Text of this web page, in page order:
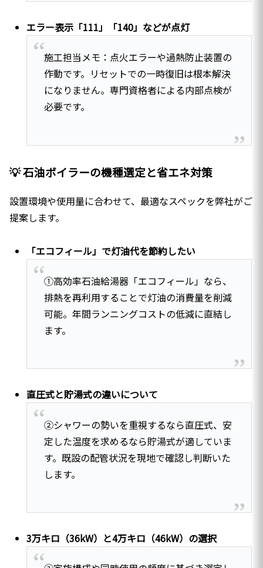
エラー表示「111」「140」などが点灯
施工担当メモ：点火エラーや過熱防止装置の
作動です。リセットでの一時復旧は根本解決
になりません。専門資格者による内部点検が
必要です。
💡 石油ボイラーの機種選定と省エネ対策
設置環境や使用量に合わせて、最適なスペックを弊社がご
提案します。
「エコフィール」で灯油代を節約したい
①高効率石油給湯器「エコフィール」なら、
排熱を再利用することで灯油の消費量を削減
可能。年間ランニングコストの低減に直結し
ます。
直圧式と貯湯式の違いについて
②シャワーの勢いを重視するなら直圧式、安
定した温度を求めるなら貯湯式が適していま
す。既設の配管状況を現地で確認し判断いた
します。
3万キロ（36kW）と4万キロ（46kW）の選択